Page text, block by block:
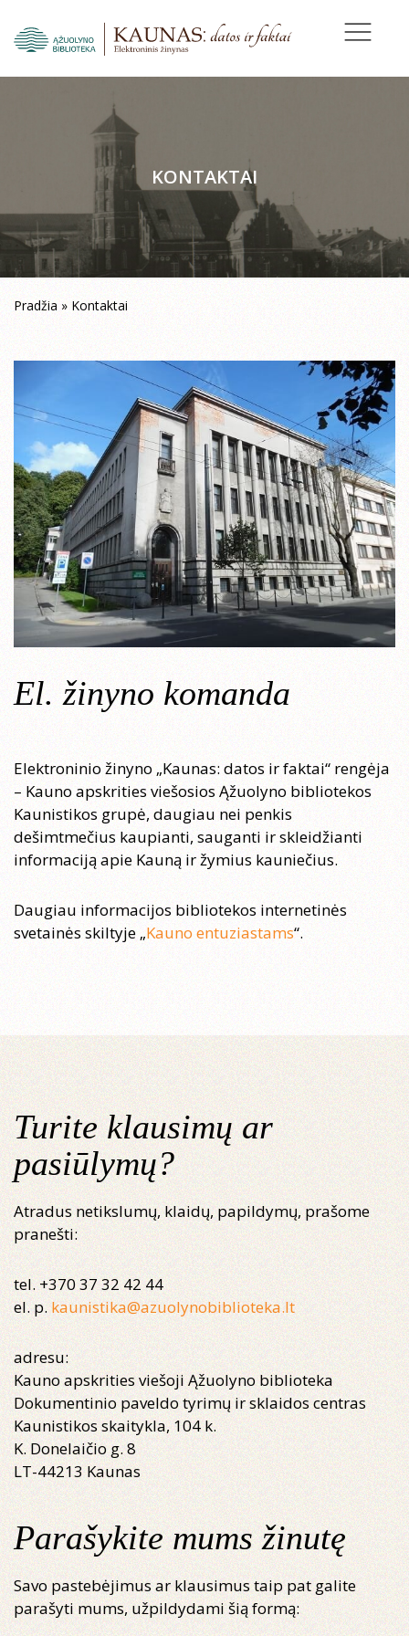
KONTAKTAI
Pradžia » Kontaktai
El. žinyno komanda
Elektroninio žinyno „Kaunas: datos ir faktai“ rengėja
– Kauno apskrities viešosios Ąžuolyno bibliotekos
Kaunistikos grupė, daugiau nei penkis
dešimtmečius kaupianti, sauganti ir skleidžianti
informaciją apie Kauną ir žymius kauniečius.
Daugiau informacijos bibliotekos internetinės
svetainės skiltyje „Kauno entuziastams“.
Turite klausimų ar
pasiūlymų?
Atradus netikslumų, klaidų, papildymų, prašome
pranešti:
tel. +370 37 32 42 44
el. p. kaunistika@azuolynobiblioteka.lt
adresu:
Kauno apskrities viešoji Ąžuolyno biblioteka
Dokumentinio paveldo tyrimų ir sklaidos centras
Kaunistikos skaitykla, 104 k.
K. Donelaičio g. 8
LT-44213 Kaunas
Parašykite mums žinutę
Savo pastebėjimus ar klausimus taip pat galite
parašyti mums, užpildydami šią formą: